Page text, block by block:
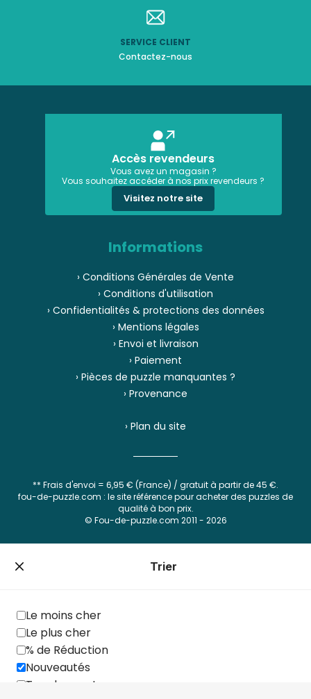
Prix
Nombre de pièces
Trier
Le moins cher
Le plus cher
% de Réduction
Nouveautés
Top des ventes
SERVICE CLIENT
Contactez-nous
Accès revendeurs
Vous avez un magasin ?
Vous souhaitez accéder à nos prix revendeurs ?
Visitez notre site
Informations
› Conditions Générales de Vente
› Conditions d'utilisation
› Confidentialités & protections des données
› Mentions légales
› Envoi et livraison
› Paiement
› Pièces de puzzle manquantes ?
› Provenance
› Plan du site
** Frais d'envoi = 6,95 € (France) / gratuit à partir de 45 €.
fou-de-puzzle.com : le site référence pour acheter des puzzles de
qualité à bon prix.
© Fou-de-puzzle.com 2011 - 2026